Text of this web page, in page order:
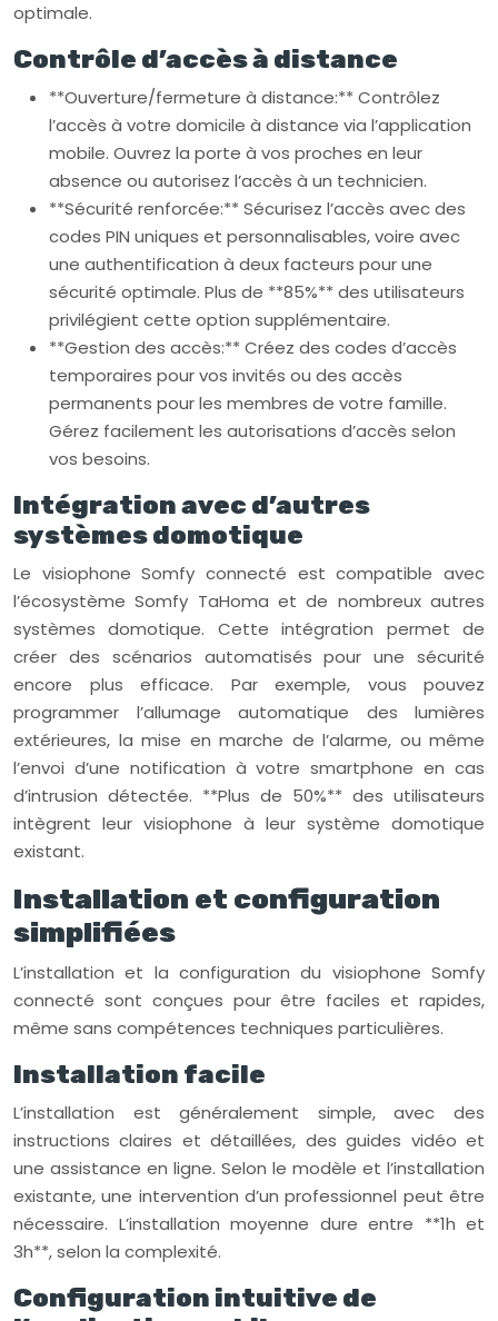
optimale.
Contrôle d’accès à distance
**Ouverture/fermeture à distance:** Contrôlez
l’accès à votre domicile à distance via l’application
mobile. Ouvrez la porte à vos proches en leur
absence ou autorisez l’accès à un technicien.
**Sécurité renforcée:** Sécurisez l’accès avec des
codes PIN uniques et personnalisables, voire avec
une authentification à deux facteurs pour une
sécurité optimale. Plus de **85%** des utilisateurs
privilégient cette option supplémentaire.
**Gestion des accès:** Créez des codes d’accès
temporaires pour vos invités ou des accès
permanents pour les membres de votre famille.
Gérez facilement les autorisations d’accès selon
vos besoins.
Intégration avec d’autres
systèmes domotique
Le visiophone Somfy connecté est compatible avec
l’écosystème Somfy TaHoma et de nombreux autres
systèmes domotique. Cette intégration permet de
créer des scénarios automatisés pour une sécurité
encore plus efficace. Par exemple, vous pouvez
programmer l’allumage automatique des lumières
extérieures, la mise en marche de l’alarme, ou même
l’envoi d’une notification à votre smartphone en cas
d’intrusion détectée. **Plus de 50%** des utilisateurs
intègrent leur visiophone à leur système domotique
existant.
Installation et configuration
simplifiées
L’installation et la configuration du visiophone Somfy
connecté sont conçues pour être faciles et rapides,
même sans compétences techniques particulières.
Installation facile
L’installation est généralement simple, avec des
instructions claires et détaillées, des guides vidéo et
une assistance en ligne. Selon le modèle et l’installation
existante, une intervention d’un professionnel peut être
nécessaire. L’installation moyenne dure entre **1h et
3h**, selon la complexité.
Configuration intuitive de